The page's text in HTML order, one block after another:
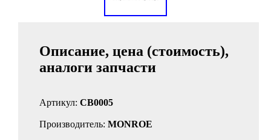
Описание, цена (стоимость),
аналоги запчасти
Артикул: CB0005
Производитель: MONROE